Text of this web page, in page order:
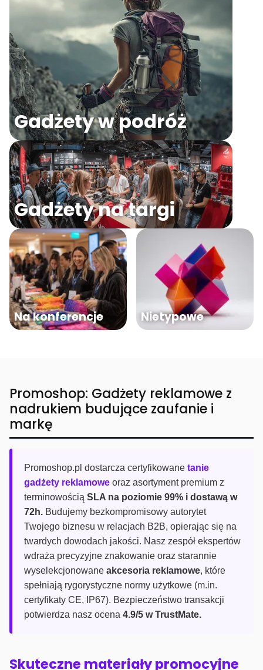
Gadżety w podróż
Gadżety na targi
Na konferencje Nietypowe
Promoshop: Gadżety reklamowe z
nadrukiem budujące zaufanie i
markę
Promoshop.pl dostarcza certyfikowane tanie
gadżety reklamowe oraz asortyment premium z
terminowością SLA na poziomie 99% i dostawą w
72h. Budujemy bezkompromisowy autorytet
Twojego biznesu w relacjach B2B, opierając się na
twardych dowodach jakości. Nasz zespół ekspertów
wdraża precyzyjne znakowanie oraz starannie
wyselekcjonowane akcesoria reklamowe, które
spełniają rygorystyczne normy użytkowe (m.in.
certyfikaty CE, IP67). Bezpieczeństwo transakcji
potwierdza nasz ocena 4.9/5 w TrustMate.
Skuteczne materiały promocyjne